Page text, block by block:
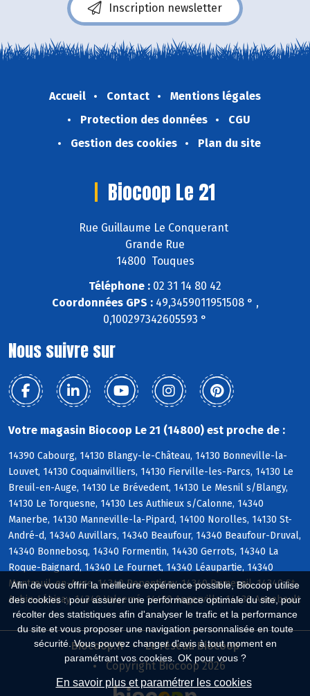
Afin de vous offrir la meilleure expérience possible, Biocoop utilise
des cookies : pour assurer une performance optimale du site, pour
récolter des statistiques afin d'analyser le trafic et la performance
du site et vous proposer une navigation personnalisée en toute
sécurité. Vous pouvez changer d'avis à tout moment en
paramétrant vos cookies. OK pour vous ?
En savoir plus et paramétrer les cookies
Inscription newsletter
Accueil Contact
Mentions légales
Protection des données
CGU
Gestion des cookies
Plan du site
Biocoop Le 21
Rue Guillaume Le Conquerant
Grande Rue
14800 Touques
Téléphone : 02 31 14 80 42
Coordonnées GPS :49,3459011951508 ° ,
0,100297342605593 °
Nous suivre sur
Votre magasin Biocoop Le 21 (14800) est proche de :
14390 Cabourg, 14130 Blangy-le-Château, 14130 Bonneville-la-
Louvet, 14130 Coquainvilliers, 14130 Fierville-les-Parcs, 14130 Le
Breuil-en-Auge, 14130 Le Brévedent, 14130 Le Mesnil s/Blangy,
14130 Le Torquesne, 14130 Les Authieux s/Calonne, 14340
Manerbe, 14130 Manneville-la-Pipard, 14100 Norolles, 14130 St-
André-d, 14340 Auvillars, 14340 Beaufour, 14340 Beaufour-Druval,
14340 Bonnebosq, 14340 Formentin, 14430 Gerrots, 14340 La
Roque-Baignard, 14340 Le Fournet, 14340 Léaupartie, 14340
Montreuil-en-Auge, 14340 Repentigny, 14340 Rumesnil, 14340 St-
Aubin-Lébizay, 14340 Valsemé, 14430 Angerville, 14430 Annebault
Biocoop.fr
Le réseau Biocoop
Copyright Biocoop 2026